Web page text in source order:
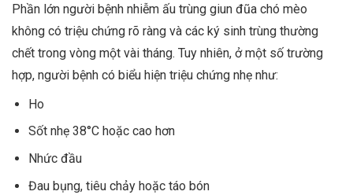
Phần lớn người bệnh nhiễm ấu trùng giun đũa chó mèo
không có triệu chứng rõ ràng và các ký sinh trùng thường
chết trong vòng một vài tháng. Tuy nhiên, ở một số trường
hợp, người bệnh có biểu hiện triệu chứng nhẹ như:
Ho
Sốt nhẹ 38°C hoặc cao hơn
Nhức đầu
Đau bụng, tiêu chảy hoặc táo bón